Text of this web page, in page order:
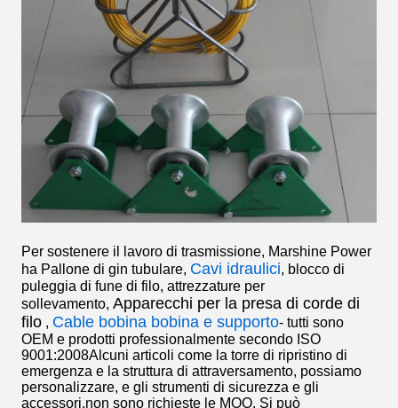
Per sostenere il lavoro di trasmissione, Marshine Power
ha Pallone di gin tubulare, Cavi idraulici, blocco di
puleggia di fune di filo, attrezzature per
sollevamento, Apparecchi per la presa di corde di
filo , Cable bobina bobina e supporto- tutti sono
OEM e prodotti professionalmente secondo ISO
9001:2008Alcuni articoli come la torre di ripristino di
emergenza e la struttura di attraversamento, possiamo
personalizzare, e gli strumenti di sicurezza e gli
accessori,non sono richieste le MOQ. Si può